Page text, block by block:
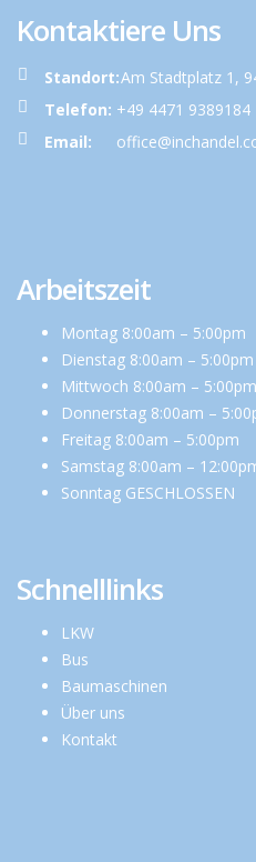
Kontaktiere Uns
Standort:Am Stadtplatz 1,
Telefon: +49 4471 9389184
Email:
Arbeitszeit
Montag 8:00am – 5:00pm
Dienstag 8:00am – 5:00pm
Mittwoch 8:00am – 5:00pm
Donnerstag 8:00am –
Freitag 8:00am – 5:00pm
Samstag 8:00am –
Sonntag GESCHLOSSEN
Schnelllinks
LKW
Bus
Baumaschinen
Über uns
Kontakt